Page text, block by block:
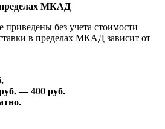
МКАД
без учета стоимости
в пределах МКАД зависит от
—400 руб.